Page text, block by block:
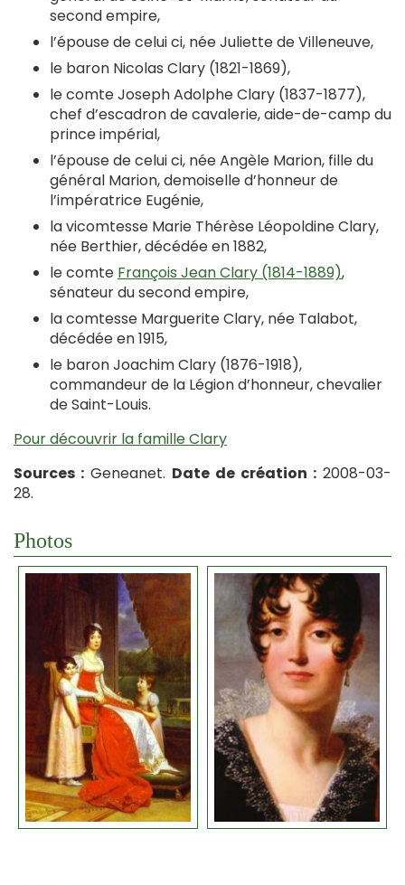
second empire,
l’épouse de celui ci, née Juliette de Villeneuve,
le baron Nicolas Clary (1821-1869),
le comte Joseph Adolphe Clary (1837-1877),
chef d’escadron de cavalerie, aide-de-camp du
prince impérial,
l’épouse de celui ci, née Angèle Marion, fille du
général Marion, demoiselle d’honneur de
l’impératrice Eugénie,
la vicomtesse Marie Thérèse Léopoldine Clary,
née Berthier, décédée en 1882,
le comte François Jean Clary (1814-1889),
sénateur du second empire,
la comtesse Marguerite Clary, née Talabot,
décédée en 1915,
le baron Joachim Clary (1876-1918),
commandeur de la Légion d’honneur, chevalier
de Saint-Louis.
Pour découvrir la famille Clary
Sources : Geneanet. Date de création : 2008-03-
28.
Photos